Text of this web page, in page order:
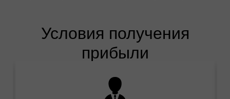
Условия получения
прибыли